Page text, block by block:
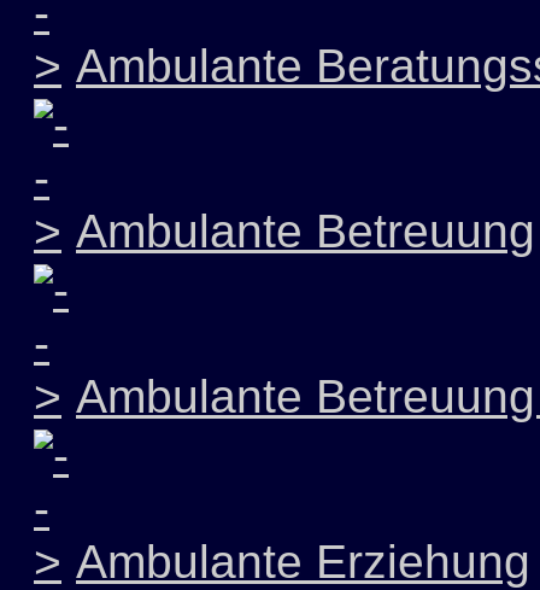
Ambulante
Ambulante Betreuung
Ambulante
Ambulante Erziehung